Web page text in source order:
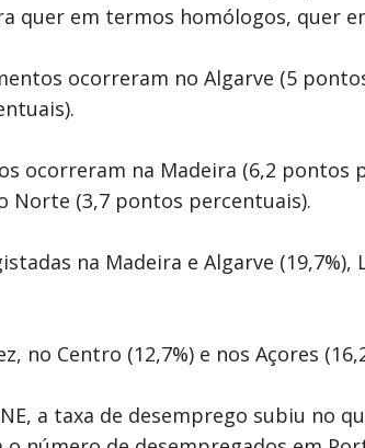
quer em termos homólogos, quer
ocorreram no Algarve (5
ocorreram na Madeira (6,2 pontos
Norte (3,7 pontos percentuais).
na Madeira e Algarve (19,7%),
no Centro (12,7%) e nos Açores
a taxa de desemprego subiu no